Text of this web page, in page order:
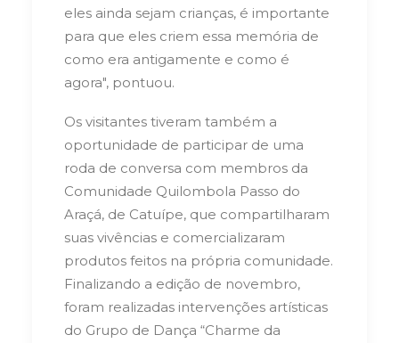
eles ainda sejam crianças, é importante
para que eles criem essa memória de
como era antigamente e como é
agora", pontuou.
Os visitantes tiveram também a
oportunidade de participar de uma
roda de conversa com membros da
Comunidade Quilombola Passo do
Araçá, de Catuípe, que compartilharam
suas vivências e comercializaram
produtos feitos na própria comunidade.
Finalizando a edição de novembro,
foram realizadas intervenções artísticas
do Grupo de Dança “Charme da